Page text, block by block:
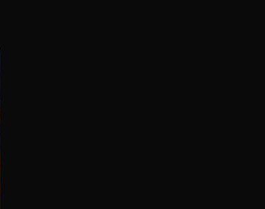
cruce de Gran Vía y San Bernardo, el
con una toma de Inhala